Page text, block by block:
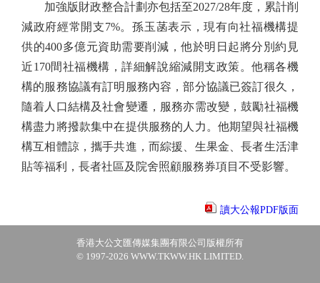
加強版財政整合計劃亦包括至2027/28年度，累計削
減政府經常開支7%。孫玉菡表示，現有向社福機構提
供的400多億元資助需要削減，他於明日起將分別約見
近170間社福機構，詳細解說縮減開支政策。他稱各機
構的服務協議有訂明服務內容，部分協議已簽訂很久，
隨着人口結構及社會變遷，服務亦需改變，鼓勵社福機
構盡力將撥款集中在提供服務的人力。他期望與社福機
構互相體諒，攜手共進，而綜援、生果金、長者生活津
貼等福利，長者社區及院舍照顧服務券項目不受影響。
讀大公報PDF版面
香港大公文匯傳媒集團有限公司版權所有
© 1997-2026 WWW.TKWW.HK LIMITED.